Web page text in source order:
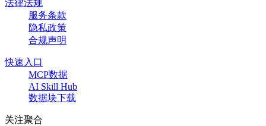
法律法规
服务条款
隐私政策
合规声明
快速入口
MCP数据
AI Skill Hub
数据块下载
关注聚合